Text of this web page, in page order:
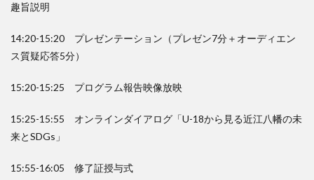
趣旨説明
14:20-15:20 プレゼンテーション（プレゼン7分＋オーディエン
ス質疑応答5分）
15:20-15:25 プログラム報告映像放映
15:25-15:55 オンラインダイアログ「U-18から見る近江八幡の未
来とSDGs」
15:55-16:05 修了証授与式